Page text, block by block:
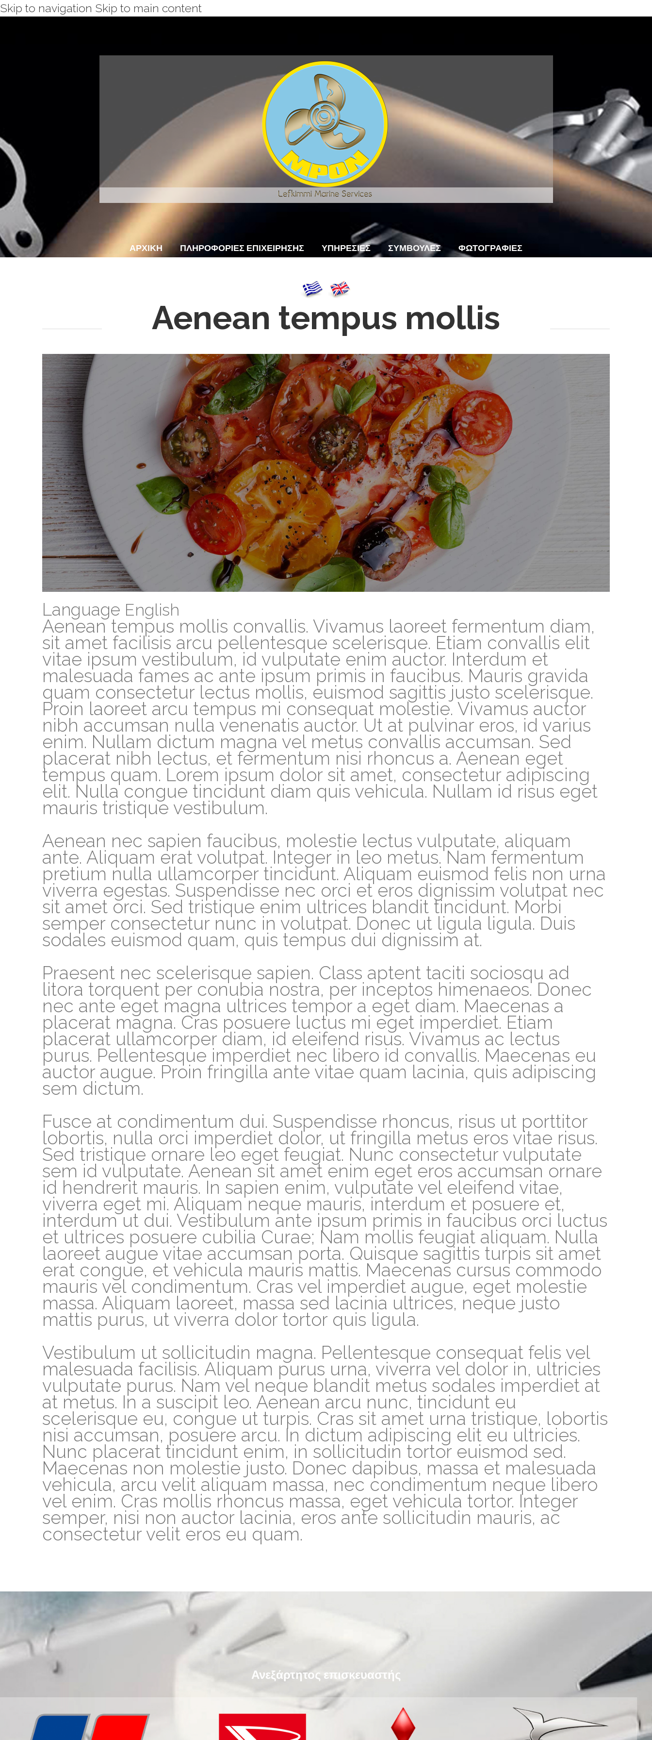
Skip to navigation Skip to main content
ΑΡΧΙΚΗ ΠΛΗΡΟΦΟΡΙΕΣ ΕΠΙΧΕΙΡΗΣΗΣ ΥΠΗΡΕΣΙΕΣ ΣΥΜΒΟΥΛΕΣ ΦΩΤΟΓΡΑΦΙΕΣ
Aenean tempus mollis
Language English
Aenean tempus mollis convallis. Vivamus laoreet fermentum diam,
sit amet facilisis arcu pellentesque scelerisque. Etiam convallis elit
vitae ipsum vestibulum, id vulputate enim auctor. Interdum et
malesuada fames ac ante ipsum primis in faucibus. Mauris gravida
quam consectetur lectus mollis, euismod sagittis justo scelerisque.
Proin laoreet arcu tempus mi consequat molestie. Vivamus auctor
nibh accumsan nulla venenatis auctor. Ut at pulvinar eros, id varius
enim. Nullam dictum magna vel metus convallis accumsan. Sed
placerat nibh lectus, et fermentum nisi rhoncus a. Aenean eget
tempus quam. Lorem ipsum dolor sit amet, consectetur adipiscing
elit. Nulla congue tincidunt diam quis vehicula. Nullam id risus eget
mauris tristique vestibulum.
Aenean nec sapien faucibus, molestie lectus vulputate, aliquam
ante. Aliquam erat volutpat. Integer in leo metus. Nam fermentum
pretium nulla ullamcorper tincidunt. Aliquam euismod felis non urna
viverra egestas. Suspendisse nec orci et eros dignissim volutpat nec
sit amet orci. Sed tristique enim ultrices blandit tincidunt. Morbi
semper consectetur nunc in volutpat. Donec ut ligula ligula. Duis
sodales euismod quam, quis tempus dui dignissim at.
Praesent nec scelerisque sapien. Class aptent taciti sociosqu ad
litora torquent per conubia nostra, per inceptos himenaeos. Donec
nec ante eget magna ultrices tempor a eget diam. Maecenas a
placerat magna. Cras posuere luctus mi eget imperdiet. Etiam
placerat ullamcorper diam, id eleifend risus. Vivamus ac lectus
purus. Pellentesque imperdiet nec libero id convallis. Maecenas eu
auctor augue. Proin fringilla ante vitae quam lacinia, quis adipiscing
sem dictum.
Fusce at condimentum dui. Suspendisse rhoncus, risus ut porttitor
lobortis, nulla orci imperdiet dolor, ut fringilla metus eros vitae risus.
Sed tristique ornare leo eget feugiat. Nunc consectetur vulputate
sem id vulputate. Aenean sit amet enim eget eros accumsan ornare
id hendrerit mauris. In sapien enim, vulputate vel eleifend vitae,
viverra eget mi. Aliquam neque mauris, interdum et posuere et,
interdum ut dui. Vestibulum ante ipsum primis in faucibus orci luctus
et ultrices posuere cubilia Curae; Nam mollis feugiat aliquam. Nulla
laoreet augue vitae accumsan porta. Quisque sagittis turpis sit amet
erat congue, et vehicula mauris mattis. Maecenas cursus commodo
mauris vel condimentum. Cras vel imperdiet augue, eget molestie
massa. Aliquam laoreet, massa sed lacinia ultrices, neque justo
mattis purus, ut viverra dolor tortor quis ligula.
Vestibulum ut sollicitudin magna. Pellentesque consequat felis vel
malesuada facilisis. Aliquam purus urna, viverra vel dolor in, ultricies
vulputate purus. Nam vel neque blandit metus sodales imperdiet at
at metus. In a suscipit leo. Aenean arcu nunc, tincidunt eu
scelerisque eu, congue ut turpis. Cras sit amet urna tristique, lobortis
nisi accumsan, posuere arcu. In dictum adipiscing elit eu ultricies.
Nunc placerat tincidunt enim, in sollicitudin tortor euismod sed.
Maecenas non molestie justo. Donec dapibus, massa et malesuada
vehicula, arcu velit aliquam massa, nec condimentum neque libero
vel enim. Cras mollis rhoncus massa, eget vehicula tortor. Integer
semper, nisi non auctor lacinia, eros ante sollicitudin mauris, ac
consectetur velit eros eu quam.
Ανεξάρτητος επισκευαστής